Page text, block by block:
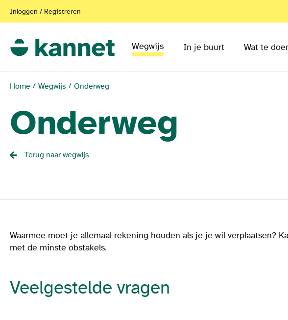
Inloggen / Registreren
Wegwijs In je buurt Wat te
Home Wegwijs Onderweg
Onderweg
Terug naar wegwijs
Waarmee moet je allemaal rekening houden als je je wil verplaatsen?
met de minste obstakels.
Veelgestelde vragen